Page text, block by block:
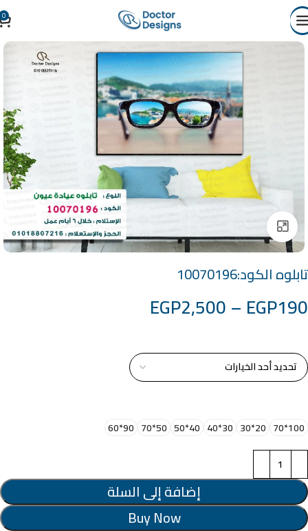
0
Click to enlarge
تابلوه الكود:10070196
EGP190
–
EGP2,500
100*70
20*30
30*40
40*50
50*70
90*60
إضافة إلى السلة
Buy Now